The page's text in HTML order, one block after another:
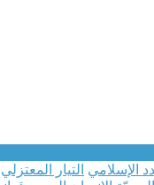
الإسلامي التيار المعتزلي